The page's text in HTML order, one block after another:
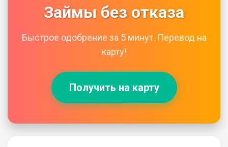
Займы без отказа
Быстрое одобрение за 5 минут. Перевод на
карту!
Получить на карту